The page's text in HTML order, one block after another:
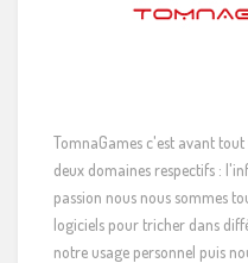
TomnaGames c'est avant
deux domaines respectifs :
passion nous nous sommes
logiciels pour tricher dans
notre usage personnel puis